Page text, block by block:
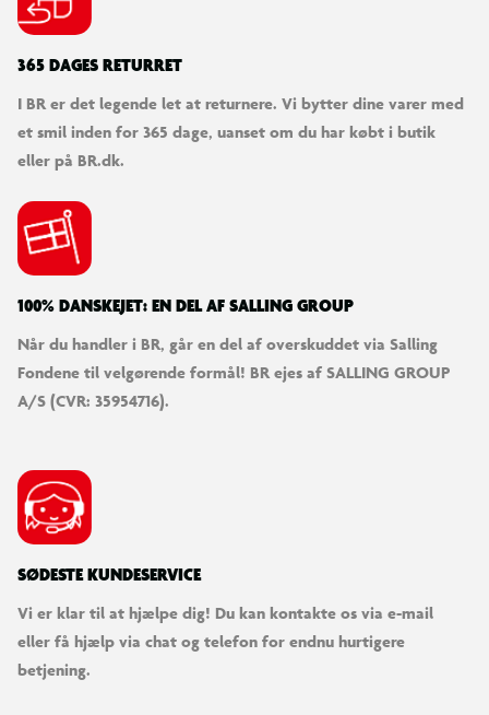
Funktioner: Lys, lyd, musik, volumenjustering
Døre: Kan åbnes for nem ind- og udstigning
Fjernbetjening: 2,4 GHz forældrebetjening
Mål: 98,5 x 55 x 41 cm
Nettovægt: 12 kg / Bruttovægt: 14 kg
365 DAGES RETURRET
I BR er det legende let at returnere. Vi bytter dine varer med
et smil inden for 365 dage, uanset om du har købt i butik
eller på BR.dk.
100% DANSKEJET: EN DEL AF SALLING GROUP
Når du handler i BR, går en del af overskuddet via Salling
Fondene til velgørende formål! BR ejes af SALLING GROUP
A/S (CVR: 35954716).
SØDESTE KUNDESERVICE
Vi er klar til at hjælpe dig! Du kan kontakte os via e-mail
eller få hjælp via chat og telefon for endnu hurtigere
betjening.